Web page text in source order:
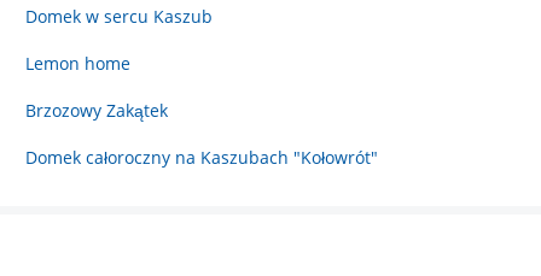
Domek w sercu Kaszub
Lemon home
Brzozowy Zakątek
Domek całoroczny na Kaszubach "Kołowrót"